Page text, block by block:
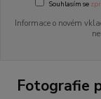
Souhlasím se
Informace o novém
Fotografie